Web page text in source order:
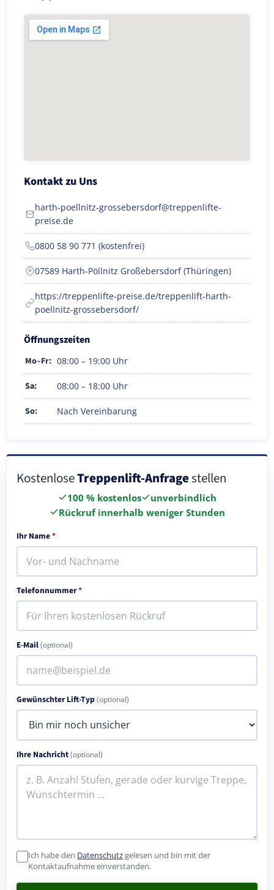
Kontakt zu Uns
harth-poellnitz-grossebersdorf@treppenlifte-
preise.de
0800 58 90 771 (kostenfrei)
07589 Harth-Pöllnitz Großebersdorf (Thüringen)
https://treppenlifte-preise.de/treppenlift-harth-
poellnitz-grossebersdorf/
Öffnungszeiten
Mo–Fr: 08:00 – 19:00 Uhr
Sa: 08:00 – 18:00 Uhr
So: Nach Vereinbarung
KostenloseTreppenlift-Anfragestellen
100 % kostenlos
unverbindlich
Rückruf innerhalb weniger Stunden
Ihr Name*
Telefonnummer*
E-Mail(optional)
Gewünschter Lift-Typ(optional)
Ihre Nachricht(optional)
Ich habe den Datenschutzgelesen und bin mit der
Kontaktaufnahme einverstanden.